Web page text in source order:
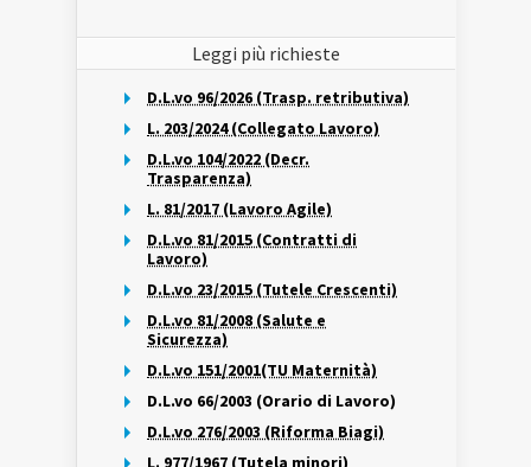
Leggi più richieste
D.L.vo 96/2026 (Trasp. retributiva)
L. 203/2024 (Collegato Lavoro)
D.L.vo 104/2022 (Decr.
Trasparenza)
L. 81/2017 (Lavoro Agile)
D.L.vo 81/2015 (Contratti di
Lavoro)
D.L.vo 23/2015 (Tutele Crescenti)
D.L.vo 81/2008 (Salute e
Sicurezza)
D.L.vo 151/2001(TU Maternità)
D.L.vo 66/2003 (Orario di Lavoro)
D.L.vo 276/2003 (Riforma Biagi)
L. 977/1967 (Tutela minori)